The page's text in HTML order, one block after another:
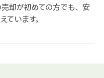
却が初めての方でも、安
ています。